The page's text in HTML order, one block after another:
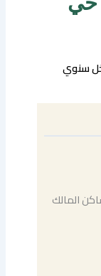
سنوي
المالك